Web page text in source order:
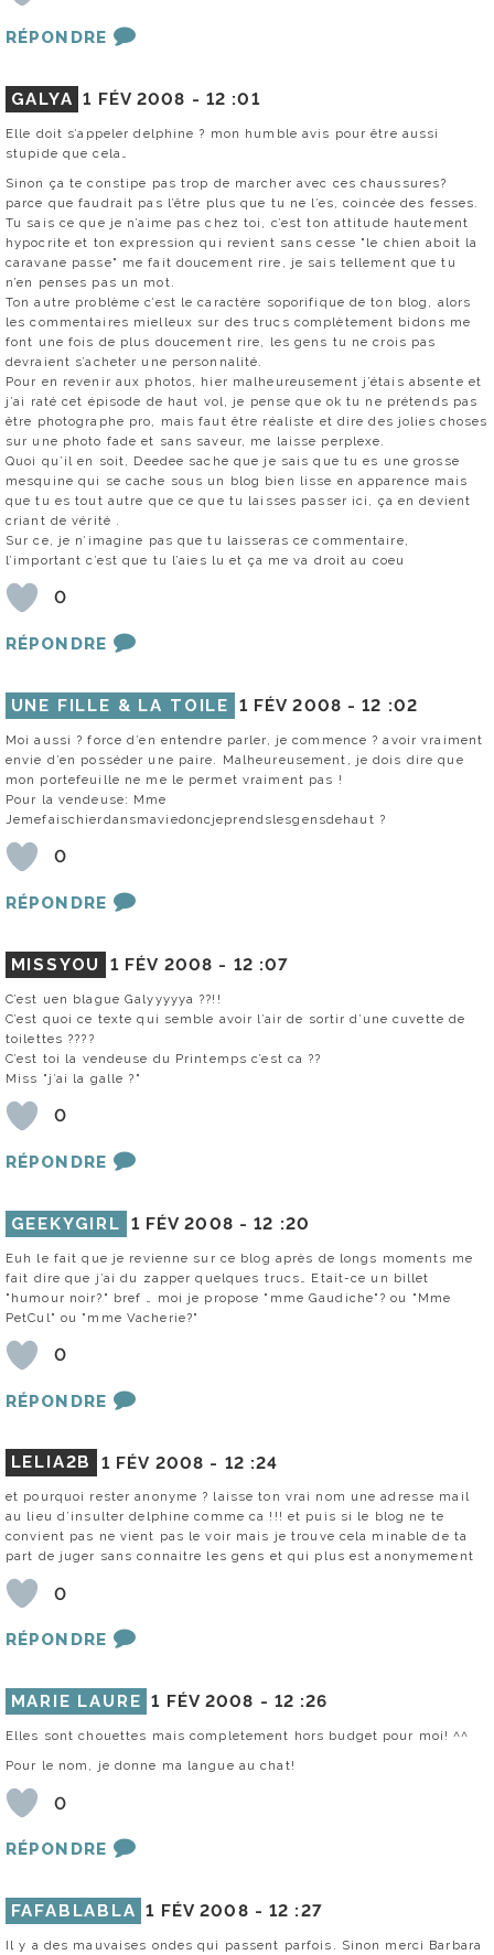
RÉPONDRE
GALYA 1 FÉV 2008 - 12 :01
Elle doit s’appeler delphine ? mon humble avis pour être aussi
stupide que cela…
Sinon ça te constipe pas trop de marcher avec ces chaussures?
parce que faudrait pas l’être plus que tu ne l’es, coincée des fesses.
Tu sais ce que je n’aime pas chez toi, c’est ton attitude hautement
hypocrite et ton expression qui revient sans cesse "le chien aboit la
caravane passe" me fait doucement rire, je sais tellement que tu
n’en penses pas un mot.
Ton autre problème c’est le caractère soporifique de ton blog, alors
les commentaires mielleux sur des trucs complètement bidons me
font une fois de plus doucement rire, les gens tu ne crois pas
devraient s’acheter une personnalité.
Pour en revenir aux photos, hier malheureusement j’étais absente et
j’ai raté cet épisode de haut vol, je pense que ok tu ne prétends pas
être photographe pro, mais faut être réaliste et dire des jolies choses
sur une photo fade et sans saveur, me laisse perplexe.
Quoi qu’il en soit, Deedee sache que je sais que tu es une grosse
mesquine qui se cache sous un blog bien lisse en apparence mais
que tu es tout autre que ce que tu laisses passer ici, ça en devient
criant de vérité .
Sur ce, je n’imagine pas que tu laisseras ce commentaire,
l’important c’est que tu l’aies lu et ça me va droit au coeu
0
RÉPONDRE
UNE FILLE & LA TOILE 1 FÉV 2008 -12 :02
Moi aussi ? force d’en entendre parler, je commence ? avoir vraiment
envie d’en posséder une paire. Malheureusement, je dois dire que
mon portefeuille ne me le permet vraiment pas !
Pour la vendeuse: Mme
Jemefaischierdansmaviedoncjeprendslesgensdehaut ?
0
RÉPONDRE
MISSYOU 1 FÉV 2008 - 12 :07
C’est uen blague Galyyyyya ??!!
C’est quoi ce texte qui semble avoir l’air de sortir d’une cuvette de
toilettes ????
C’est toi la vendeuse du Printemps c’est ca ??
Miss "j’ai la galle ?"
0
RÉPONDRE
GEEKYGIRL 1 FÉV 2008 -12 :20
Euh le fait que je revienne sur ce blog après de longs moments me
fait dire que j’ai du zapper quelques trucs… Etait-ce un billet
"humour noir?" bref … moi je propose "mme Gaudiche"? ou "Mme
PetCul" ou "mme Vacherie?"
0
RÉPONDRE
LELIA2B 1 FÉV 2008 - 12 :24
et pourquoi rester anonyme ? laisse ton vrai nom une adresse mail
au lieu d’insulter delphine comme ca !!! et puis si le blog ne te
convient pas ne vient pas le voir mais je trouve cela minable de ta
part de juger sans connaitre les gens et qui plus est anonymement
0
RÉPONDRE
MARIE LAURE 1 FÉV 2008 - 12 :26
Elles sont chouettes mais completement hors budget pour moi! ^^
Pour le nom, je donne ma langue au chat!
0
RÉPONDRE
FAFABLABLA 1 FÉV 2008 -12 :27
Il y a des mauvaises ondes qui passent parfois. Sinon merci Barbara